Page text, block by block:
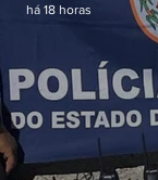
há 18 horas